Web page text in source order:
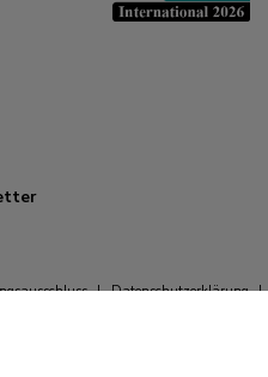
| Datenschutzerklärung |